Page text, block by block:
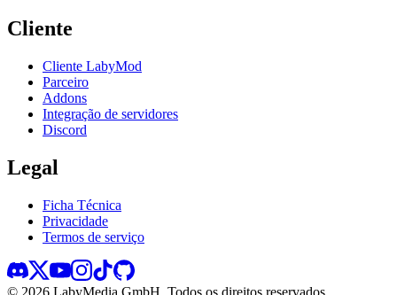
Cliente
Cliente LabyMod
Parceiro
Addons
Integração de servidores
Discord
Legal
Ficha Técnica
Privacidade
Termos de serviço
© 2026 LabyMedia GmbH. Todos os direitos reservados.